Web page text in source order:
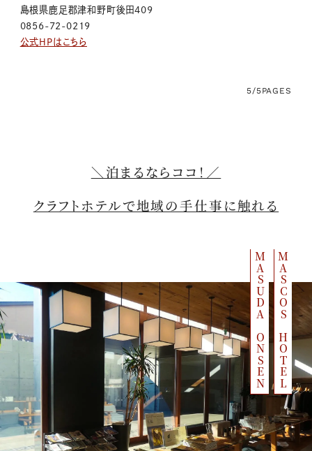
島根県鹿足郡津和野町後田409
0856-72-0219
公式HPはこちら
5/5PAGES
＼泊まるならココ！／
クラフトホテルで地域の手仕事に触れる
MASCOS HOTEL
MASUDA ONSEN